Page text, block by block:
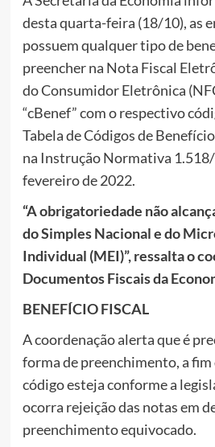
desta quarta-feira (18/10), as
possuem qualquer tipo de
preencher na Nota Fiscal
do Consumidor Eletrônica
“cBenef” com o respectivo
Tabela de Códigos de
na Instrução Normativa 1.518/
fevereiro de 2022.
“A obrigatoriedade não
do Simples Nacional e do
Individual (MEI)”, ressalta o
Documentos Fiscais da
BENEFÍCIO FISCAL
A coordenação alerta que é
forma de preenchimento, a
código esteja conforme a
ocorra rejeição das notas em
preenchimento equivocado.